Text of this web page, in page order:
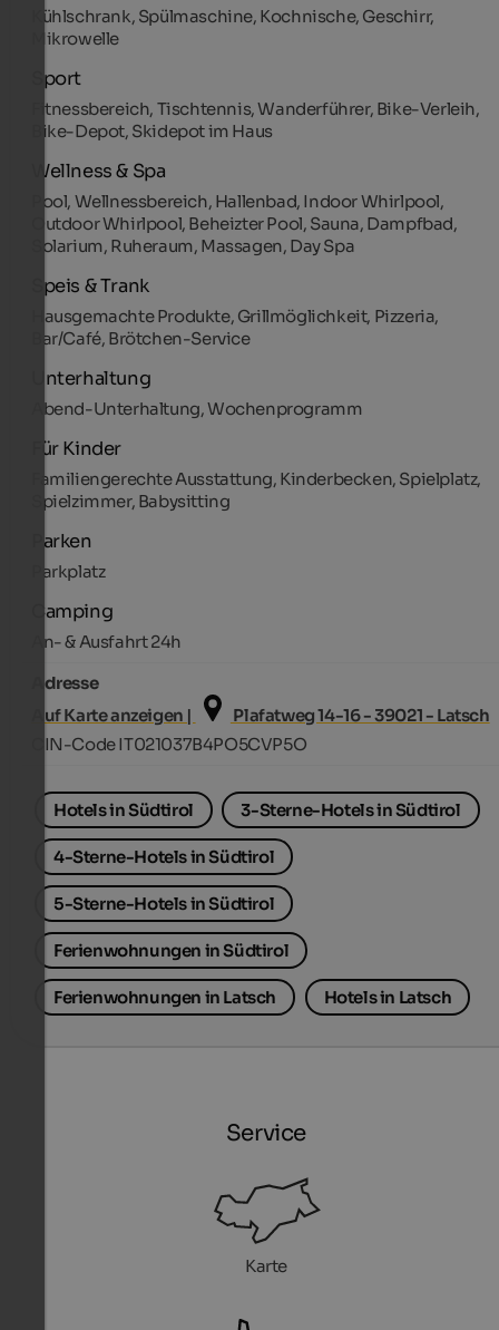
Kühlschrank, Spülmaschine, Kochnische, Geschirr,
Mikrowelle
Sport
Fitnessbereich, Tischtennis, Wanderführer, Bike-Verleih,
Bike-Depot, Skidepot im Haus
Wellness & Spa
Pool, Wellnessbereich, Hallenbad, Indoor Whirlpool,
Outdoor Whirlpool, Beheizter Pool, Sauna, Dampfbad,
Solarium, Ruheraum, Massagen, Day Spa
Speis & Trank
Hausgemachte Produkte, Grillmöglichkeit, Pizzeria,
Bar/Café, Brötchen-Service
Unterhaltung
Abend-Unterhaltung, Wochenprogramm
Für Kinder
Familiengerechte Ausstattung, Kinderbecken, Spielplatz,
Spielzimmer, Babysitting
Parken
Parkplatz
Camping
An- & Ausfahrt 24h
Adresse
Auf Karte anzeigen |
Plafatweg 14-16 - 39021 - Latsch
CIN-Code IT021037B4PO5CVP5O
Hotels in Südtirol 3-Sterne-Hotels in Südtirol
4-Sterne-Hotels in Südtirol
5-Sterne-Hotels in Südtirol
Ferienwohnungen in Südtirol
Ferienwohnungen in Latsch Hotels in Latsch
Service
Karte